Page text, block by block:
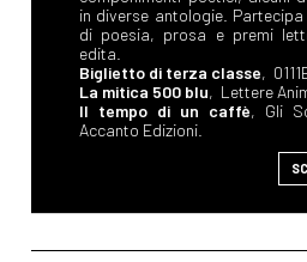
in diverse antologie.
di poesia, prosa e premi
edita.
Biglietto di terza classe,
La mitica 500 blu, Lettere
Il tempo di un caffè, Gli
Accanto Edizioni.